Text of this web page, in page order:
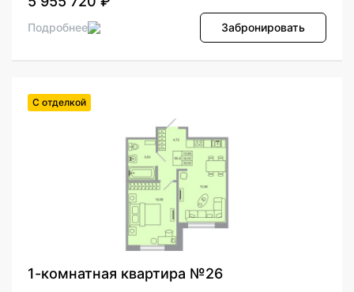
Подробнее Забронировать
С отделкой
1-комнатная квартира №26